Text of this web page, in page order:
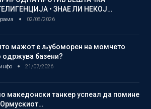
• ЗНАЕ ЛИ НЕКОЈ…
02/08/2026
мажот е љубоморен на момчето
одржува базени?
21/07/2026
македонски танкер успеал да помине
Ормускиот…